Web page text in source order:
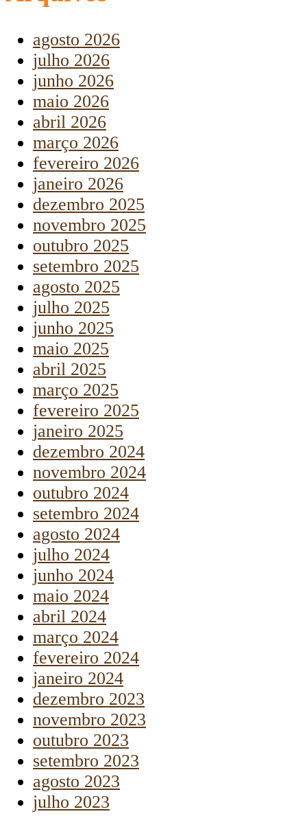
agosto 2026
julho 2026
junho 2026
maio 2026
abril 2026
março 2026
fevereiro 2026
janeiro 2026
dezembro 2025
novembro 2025
outubro 2025
setembro 2025
agosto 2025
julho 2025
junho 2025
maio 2025
abril 2025
março 2025
fevereiro 2025
janeiro 2025
dezembro 2024
novembro 2024
outubro 2024
setembro 2024
agosto 2024
julho 2024
junho 2024
maio 2024
abril 2024
março 2024
fevereiro 2024
janeiro 2024
dezembro 2023
novembro 2023
outubro 2023
setembro 2023
agosto 2023
julho 2023